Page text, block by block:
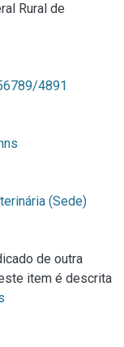
Rural de
4891
(Sede)
de outra
item é descrita